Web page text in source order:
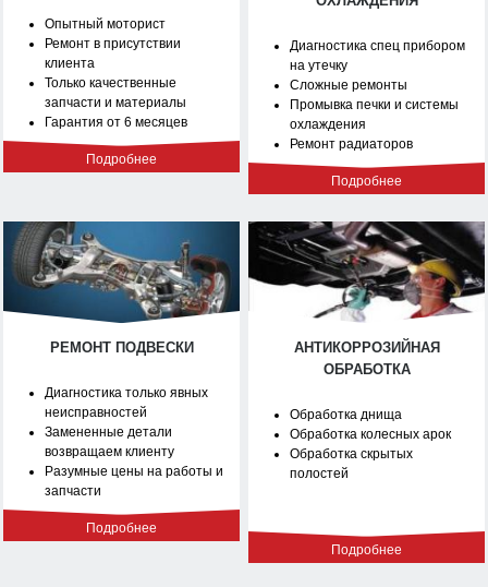
Опытный моторист
Ремонт в присутствии
клиента
Только качественные
запчасти и материалы
Гарантия от 6 месяцев
Подробнее
Диагностика спец прибором
на утечку
Сложные ремонты
Промывка печки и системы
охлаждения
Ремонт радиаторов
Подробнее
РЕМОНТ ПОДВЕСКИ
Диагностика только явных
неисправностей
Замененные детали
возвращаем клиенту
Разумные цены на работы и
запчасти
Подробнее
АНТИКОРРОЗИЙНАЯ
ОБРАБОТКА
Обработка днища
Обработка колесных арок
Обработка скрытых
полостей
Подробнее